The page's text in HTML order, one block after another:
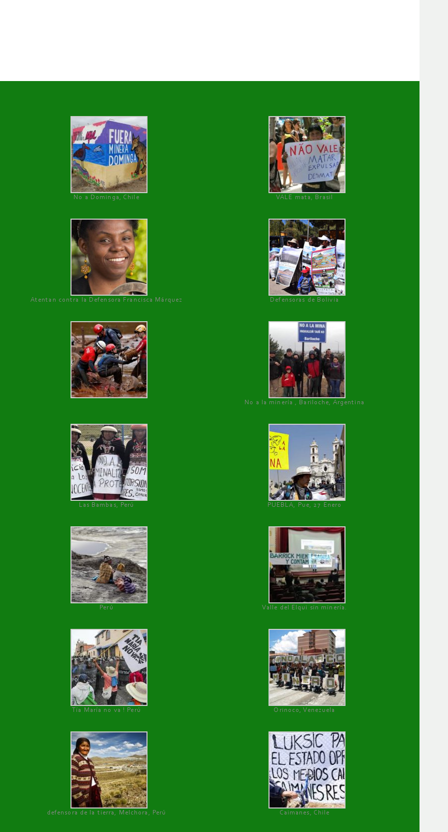
No a Dominga, Chile
VALE mata, Brasil
Atentan contra la Defensora Francisca Márquez Defensoras de Bolivia
No a la minería , Bariloche, Argentina
Las Bambas, Perú PUEBLA, Pue, 27 Enero
Perú Valle del Elqui sin minería.
Tía María no va ! Perú Orinoco, Venezuela
defensora de la tierra, Melchora, Perú Caimanes, Chile